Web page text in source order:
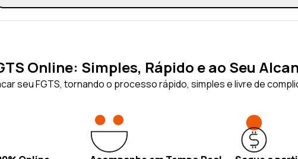
Online: Simples, Rápido e ao Seu
seu FGTS, tornando o processo rápido, simples e livre de